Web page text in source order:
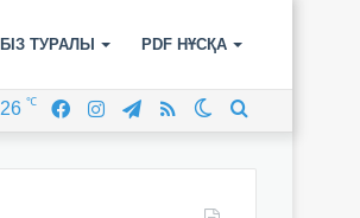
БІЗ ТУРАЛЫ PDF НҰСҚА
Switch
RSS
Telegram
Instagram
Facebook
26 ℃